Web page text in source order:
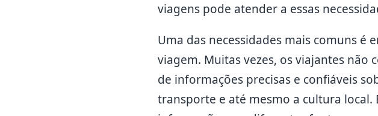
viagens pode atender a essas
Uma das necessidades mais comuns
viagem. Muitas vezes, os viajantes não
de informações precisas e confiáveis
transporte e até mesmo a cultura